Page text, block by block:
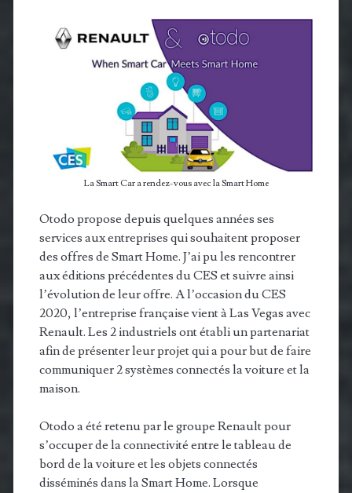
La Smart Car a rendez-vous avec la Smart Home
Otodo propose depuis quelques années ses
services aux entreprises qui souhaitent proposer
des offres de Smart Home. J’ai pu les rencontrer
aux éditions précédentes du CES et suivre ainsi
l’évolution de leur offre. A l’occasion du CES
2020, l’entreprise française vient à Las Vegas avec
Renault. Les 2 industriels ont établi un partenariat
afin de présenter leur projet qui a pour but de faire
communiquer 2 systèmes connectés la voiture et la
maison.
Otodo a été retenu par le groupe Renault pour
s’occuper de la connectivité entre le tableau de
bord de la voiture et les objets connectés
disséminés dans la Smart Home. Lorsque